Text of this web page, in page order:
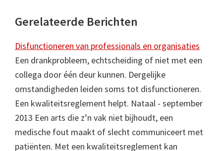
Gerelateerde Berichten
Disfunctioneren van professionals en organisaties
Een drankprobleem, echtscheiding of niet met een
collega door één deur kunnen. Dergelijke
omstandigheden leiden soms tot disfunctioneren.
Een kwaliteitsreglement helpt. Nataal - september
2013 Een arts die z’n vak niet bijhoudt, een
medische fout maakt of slecht communiceert met
patiënten. Met een kwaliteitsreglement kan